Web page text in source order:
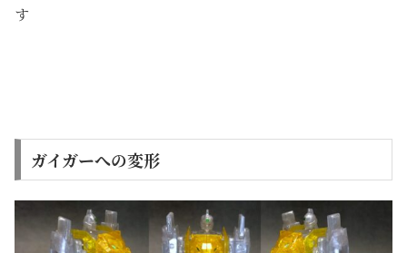
す
ガイガーへの変形